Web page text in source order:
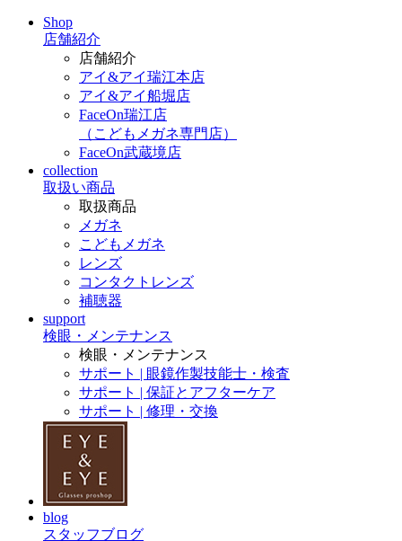
Shop
店舗紹介
店舗紹介
アイ&アイ瑞江本店
アイ&アイ船堀店
FaceOn瑞江店
（こどもメガネ専門店）
FaceOn武蔵境店
collection
取扱い商品
取扱商品
メガネ
こどもメガネ
レンズ
コンタクトレンズ
補聴器
support
検眼・メンテナンス
検眼・メンテナンス
サポート | 眼鏡作製技能士・検査
サポート | 保証とアフターケア
サポート | 修理・交換
blog
スタッフブログ